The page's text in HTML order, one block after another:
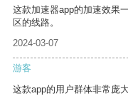
这款加速器app的加速效果
区的线路。
2024-03-07
游客
这款app的用户群体非常庞